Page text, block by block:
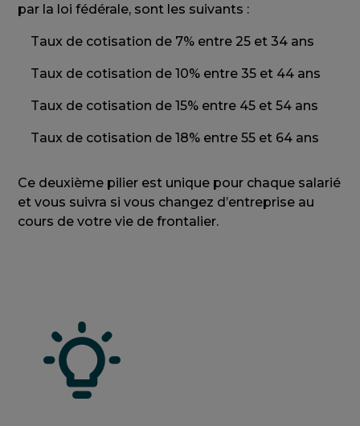
par la loi fédérale, sont les suivants :
Taux de cotisation de 7% entre 25 et 34 ans
Taux de cotisation de 10% entre 35 et 44 ans
Taux de cotisation de 15% entre 45 et 54 ans
Taux de cotisation de 18% entre 55 et 64 ans
Ce deuxième pilier est unique pour chaque salarié
et vous suivra si vous changez d’entreprise au
cours de votre vie de frontalier.